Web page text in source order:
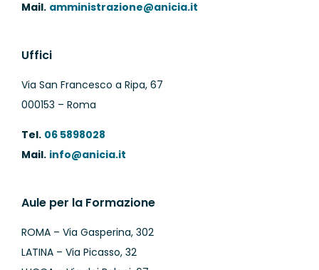
Mail. amministrazione@anicia.it
Uffici
Via San Francesco a Ripa, 67
000153 – Roma
Tel. 06 5898028
Mail. info@anicia.it
Aule per la Formazione
ROMA – Via Gasperina, 302
LATINA – Via Picasso, 32